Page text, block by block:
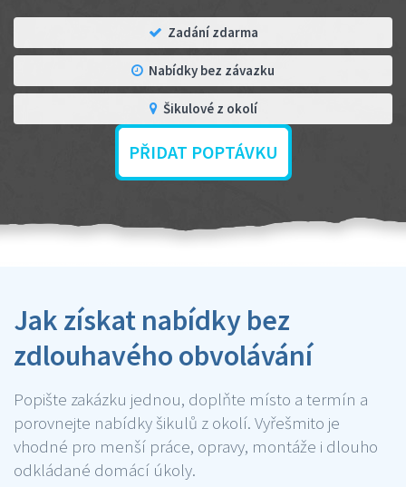
Zadání zdarma
Nabídky bez závazku
Šikulové z okolí
PŘIDAT POPTÁVKU
Jak získat nabídky bez
zdlouhavého obvolávání
Popište zakázku jednou, doplňte místo a termín a
porovnejte nabídky šikulů z okolí. Vyřešmito je
vhodné pro menší práce, opravy, montáže i dlouho
odkládané domácí úkoly.